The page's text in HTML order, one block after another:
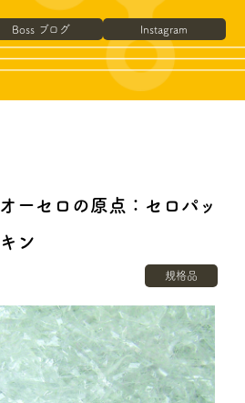
Boss ブログ Instagram
オーセロの原点：セロパッ
キン
規格品